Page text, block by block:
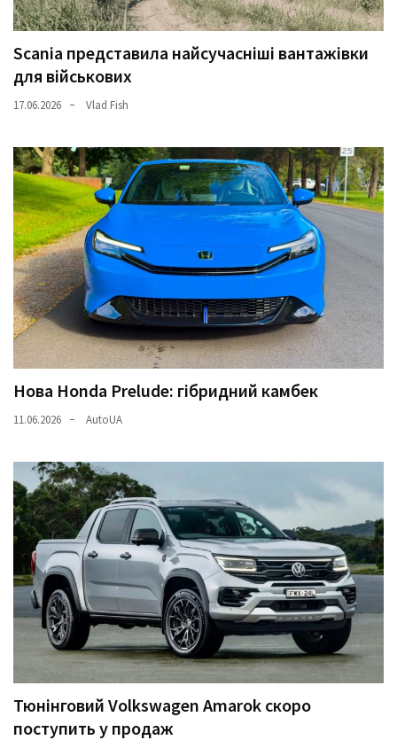
Scania представила найсучасніші вантажівки
для військових
17.06.2026 Vlad Fish
Нова Honda Prelude: гібридний камбек
11.06.2026 AutoUA
Тюнінговий Volkswagen Amarok скоро
поступить у продаж